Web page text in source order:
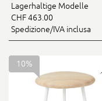
Lagerhaltige Modelle
CHF 463.00
Spedizione/IVA inclusa
10%